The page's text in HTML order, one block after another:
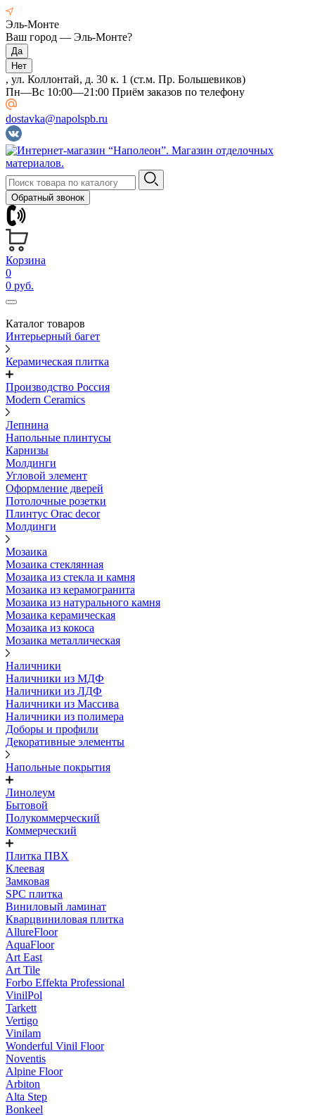
Эль-Монте
Ваш город — Эль-Монте?
, ул. Коллонтай, д. 30 к. 1 (ст.м. Пр. Большевиков)
Пн—Вс 10:00—21:00 Приём заказов по телефону
dostavka@napolspb.ru
Обратный звонок
Корзина
0
0 руб.
Каталог товаров
Интерьерный багет
Керамическая плитка
Производство Россия
Modern Ceramics
Лепнина
Напольные плинтусы
Карнизы
Молдинги
Угловой элемент
Оформление дверей
Потолочные розетки
Плинтус Orac decor
Молдинги
Мозаика
Мозаика стеклянная
Мозаика из стекла и камня
Мозаика из керамогранита
Мозаика из натурального камня
Мозаика керамическая
Мозаика из кокоса
Мозаика металлическая
Наличники
Наличники из МДФ
Наличники из ЛДФ
Наличники из Массива
Наличники из полимера
Доборы и профили
Декоративные элементы
Напольные покрытия
Линолеум
Бытовой
Полукоммерческий
Коммерческий
Плитка ПВХ
Клеевая
Замковая
SPC плитка
Виниловый ламинат
Кварцвиниловая плитка
AllureFloor
AquaFloor
Art East
Art Tile
Forbo Effekta Professional
VinilPol
Tarkett
Vertigo
Vinilam
Wonderful Vinil Floor
Noventis
Alpine Floor
Arbiton
Alta Step
Bonkeel